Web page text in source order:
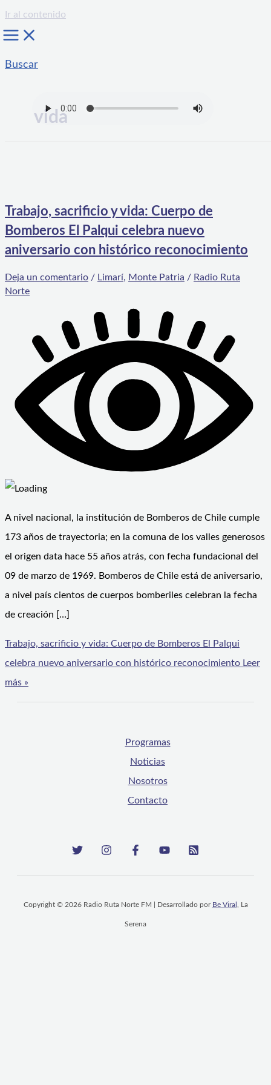
Ir al contenido
Buscar
vida
Trabajo, sacrificio y vida: Cuerpo de
Bomberos El Palqui celebra nuevo
aniversario con histórico reconocimiento
Deja un comentario / Limarí, Monte Patria / Radio Ruta
Norte
A nivel nacional, la institución de Bomberos de Chile cumple
173 años de trayectoria; en la comuna de los valles generosos
el origen data hace 55 años atrás, con fecha fundacional del
09 de marzo de 1969. Bomberos de Chile está de aniversario,
a nivel país cientos de cuerpos bomberiles celebran la fecha
de creación […]
Trabajo, sacrificio y vida: Cuerpo de Bomberos El Palqui
celebra nuevo aniversario con histórico reconocimiento Leer
más »
Programas
Noticias
Nosotros
Contacto
Copyright © 2026 Radio Ruta Norte FM | Desarrollado por Be Viral , La
Serena